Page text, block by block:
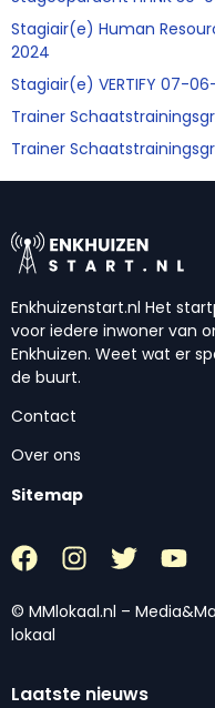
Stagiair(e) Human
2024
Stagiair(e) VERTIFY 07-
Trainer
Trainer
Enkhuizenstart.nl Het
voor iedere inwoner van
Enkhuizen. Weet wat er
de buurt.
Contact
Over ons
Sitemap
© MMlokaal.nl –
lokaal
Laatste nieuws